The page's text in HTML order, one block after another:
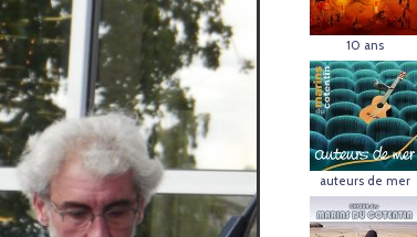
10 ans
auteurs de mer